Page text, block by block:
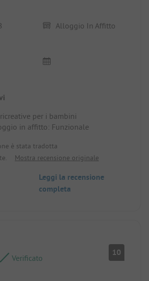
Alloggio In Affitto
per i bambini
in affitto: Funzionale
è stata tradotta
Mostra recensione originale
Leggi la recensione
completa
Verificato
10